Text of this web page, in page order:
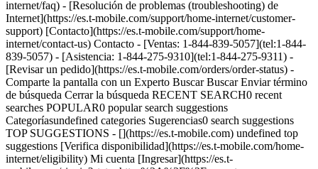
internet/faq) - [Resolución de problemas (troubleshooting) de
Internet](https://es.t-mobile.com/support/home-internet/customer-
support) [Contacto](https://es.t-mobile.com/support/home-
internet/contact-us) Contacto - [Ventas: 1-844-839-5057](tel:1-844-
839-5057) - [Asistencia: 1-844-275-9310](tel:1-844-275-9311) -
[Revisar un pedido](https://es.t-mobile.com/orders/order-status) -
Comparte la pantalla con un Experto Buscar Buscar Enviar término
de búsqueda Cerrar la búsqueda RECENT SEARCH0 recent
searches POPULAR0 popular search suggestions
Categoríasundefined categories Sugerencias0 search suggestions
TOP SUGGESTIONS - [](https://es.t-mobile.com) undefined top
suggestions [Verifica disponibilidad](https://es.t-mobile.com/home-
internet/eligibility) Mi cuenta [Ingresar](https://es.t-